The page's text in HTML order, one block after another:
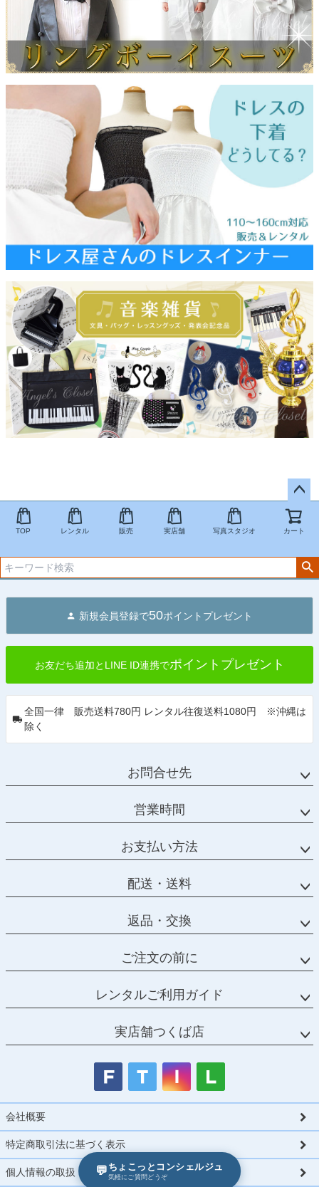
💬 ちょこっとコンシェルジュ
気軽にご質問どうぞ
ペー
ジト
TOP レンタル 販売 実店舗 写真スタジオ カート
新規会員登録で50ポイントプレゼント
お友だち追加とLINE ID連携でポイントプレゼント
全国一律 販売送料780円 レンタル往復送料1080円 ※沖縄は
除く
お問合せ先
営業時間
お支払い方法
配送・送料
返品・交換
ご注文の前に
レンタルご利用ガイド
実店舗つくば店
会社概要
特定商取引法に基づく表示
個人情報の取扱